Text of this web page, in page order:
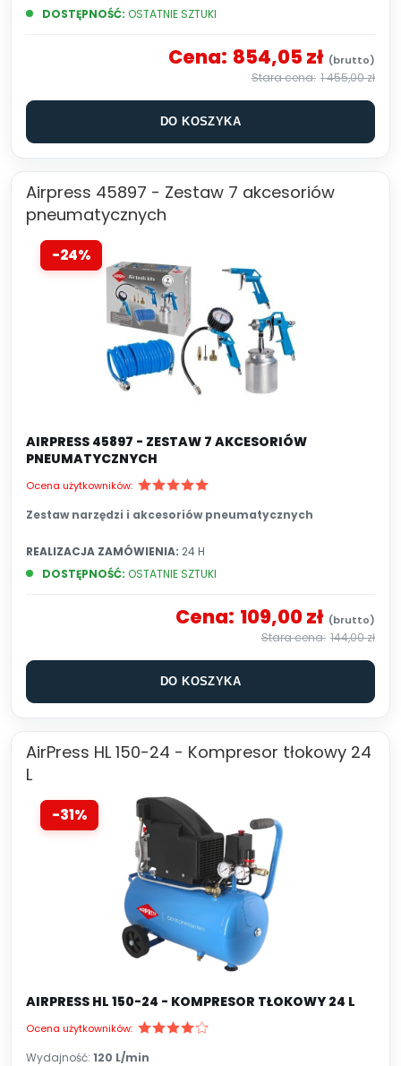
DOSTĘPNOŚĆ: OSTATNIE SZTUKI
Cena: 854,05 zł
1 455,00 zł
DO KOSZYKA
Airpress 45897 - Zestaw 7 akcesoriów
pneumatycznych
-24%
AIRPRESS 45897 - ZESTAW 7 AKCESORIÓW
PNEUMATYCZNYCH
Ocena użytkowników:
Zestaw narzędzi i akcesoriów pneumatycznych
DOSTĘPNOŚĆ: OSTATNIE SZTUKI
REALIZACJA ZAMÓWIENIA: 24 H
Cena: 109,00 zł
144,00 zł
DO KOSZYKA
AirPress HL 150-24 - Kompresor tłokowy 24
L
-31%
AIRPRESS HL 150-24 - KOMPRESOR TŁOKOWY 24 L
Ocena użytkowników:
Wydajność: 120 L/min